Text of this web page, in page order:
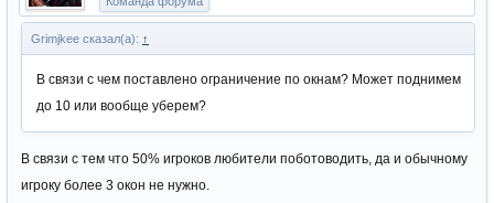
Grimjkee сказал(а): ↑
В связи с чем поставлено ограничение по окнам? Может поднимем
до 10 или вообще уберем?
В связи с тем что 50% игроков любители поботоводить, да и обычному
игроку более 3 окон не нужно.